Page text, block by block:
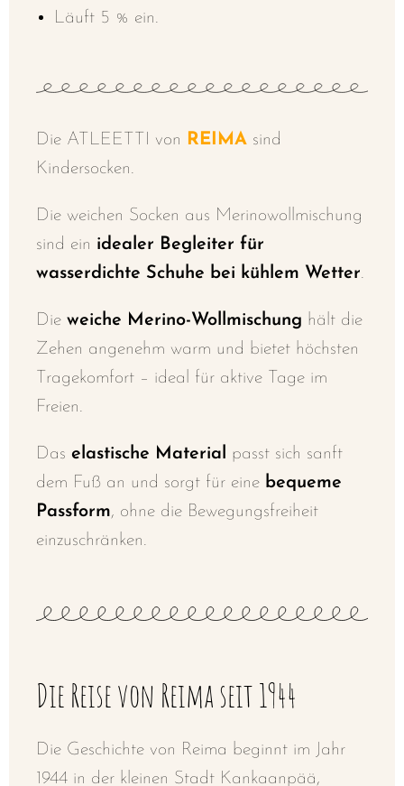
Läuft 5 % ein.
Die ATLEETTI von REIMA sind
Kindersocken.
Die weichen Socken aus Merinowollmischung
sind ein idealer Begleiter für
wasserdichte Schuhe bei kühlem Wetter.
Die weiche Merino-Wollmischung hält die
Zehen angenehm warm und bietet höchsten
Tragekomfort – ideal für aktive Tage im
Freien.
Das elastische Material
passt sich sanft
dem Fuß an und sorgt für eine bequeme
Passform, ohne die Bewegungsfreiheit
einzuschränken.
Die Reise von Reima seit 1944
Die Geschichte von Reima beginnt im Jahr
1944 in der kleinen Stadt Kankaanpää,